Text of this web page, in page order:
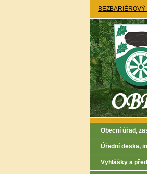
Obecní úřad,
Úřední deska,
Vyhlášky a